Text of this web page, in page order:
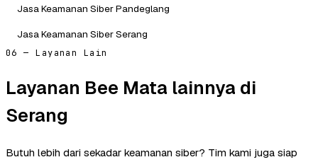
Jasa Keamanan Siber Pandeglang
Jasa Keamanan Siber Serang
06 — Layanan Lain
Layanan Bee Mata lainnya di
Serang
Butuh lebih dari sekadar keamanan siber? Tim kami juga siap